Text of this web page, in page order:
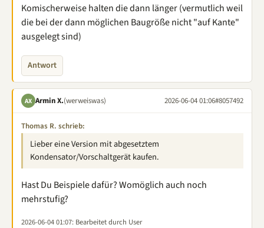
Komischerweise halten die dann länger (vermutlich weil
die bei der dann möglichen Baugröße nicht "auf Kante"
ausgelegt sind)
Antwort
AX Armin X.(werweiswas) 2026-06-04 01:06#8057492
Thomas R. schrieb:
Lieber eine Version mit abgesetztem
Kondensator/Vorschaltgerät kaufen.
Hast Du Beispiele dafür? Womöglich auch noch
mehrstufig?
2026-06-04 01:07: Bearbeitet durch User